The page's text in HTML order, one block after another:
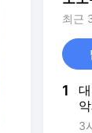
최근
1
3